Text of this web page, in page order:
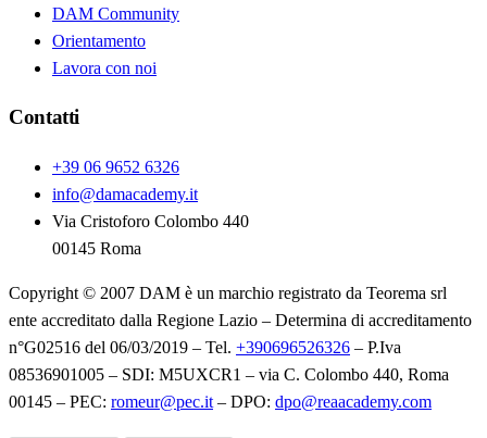
DAM Community
Orientamento
Lavora con noi
Contatti
+39 06 9652 6326
info@damacademy.it
Via Cristoforo Colombo 440
00145 Roma
Copyright © 2007 DAM è un marchio registrato da Teorema srl
ente accreditato dalla Regione Lazio – Determina di accreditamento
n°G02516 del 06/03/2019 – Tel. +390696526326 – P.Iva
08536901005 – SDI: M5UXCR1 – via C. Colombo 440, Roma
00145 – PEC: romeur@pec.it – DPO: dpo@reaacademy.com